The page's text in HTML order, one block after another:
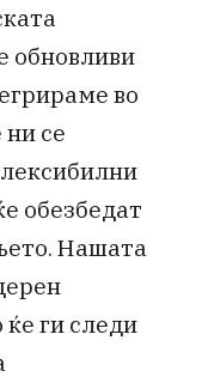
обновливи
во
ни се
обезбедат
Нашата
ги следи